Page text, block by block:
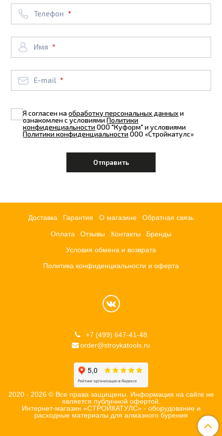
Телефон
Имя
E-mail
Я согласен наобработку персональных данныхи
ознакомлен с условиямиПолитики
конфиденциальностиООО "Куформ" и условиями
Политики конфиденциальностиООО «Стройкатулс»
Доставка Гарантия О магазине Обратная связь
Оплата Отзывы Контакты Бренды
Условия обмена и возврата
Политика конфиденциальности и оферта
+7 (499) 647-41-48
order@stroykatools.ru
2020 - 2026 © Все права защищены. Информация на сайте не
является публичной офертой.
Интернет-магазин «СТРОЙКАТУЛС» - оборудование и
расходные материалы для алмазного бурения